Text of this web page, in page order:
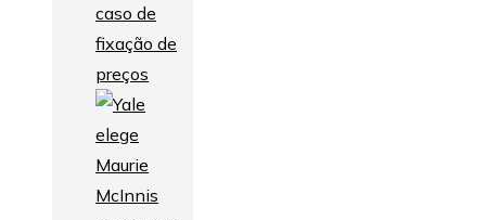
caso de
fixação de
preços